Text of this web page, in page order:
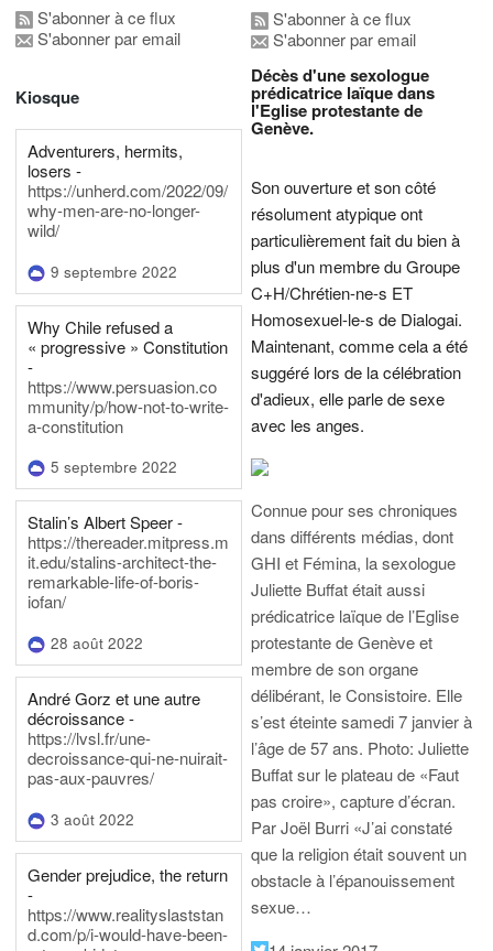
S'abonner à ce flux
S'abonner par email
Kiosque
Adventurers, hermits,
losers -
https://unherd.com/2022/09/
why-men-are-no-longer-
wild/
9 septembre 2022
Why Chile refused a
« progressive » Constitution
-
https://www.persuasion.co
mmunity/p/how-not-to-write-
a-constitution
5 septembre 2022
Stalin’s Albert Speer -
https://thereader.mitpress.m
it.edu/stalins-architect-the-
remarkable-life-of-boris-
iofan/
28 août 2022
André Gorz et une autre
décroissance -
https://lvsl.fr/une-
decroissance-qui-ne-nuirait-
pas-aux-pauvres/
3 août 2022
Gender prejudice, the return
-
https://www.realityslaststan
d.com/p/i-would-have-been-
S'abonner à ce flux
S'abonner par email
Décès d'une sexologue
prédicatrice laïque dans
l'Eglise protestante de
Genève.
Son ouverture et son côté
résolument atypique ont
particulièrement fait du bien à
plus d'un membre du Groupe
C+H/Chrétien-ne-s ET
Homosexuel-le-s de Dialogai.
Maintenant, comme cela a été
suggéré lors de la célébration
d'adieux, elle parle de sexe
avec les anges.
Connue pour ses chroniques
dans différents médias, dont
GHI et Fémina, la sexologue
Juliette Buffat était aussi
prédicatrice laïque de l’Eglise
protestante de Genève et
membre de son organe
délibérant, le Consistoire. Elle
s’est éteinte samedi 7 janvier à
l’âge de 57 ans. Photo: Juliette
Buffat sur le plateau de «Faut
pas croire», capture d’écran.
Par Joël Burri «J’ai constaté
que la religion était souvent un
obstacle à l’épanouissement
sexue…